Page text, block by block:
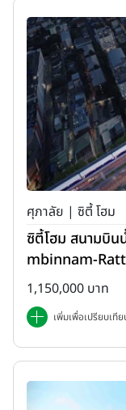
ศุภาลัย | ซิตี้ โฮม
ซิตี้โฮม สนามบิน
mbinnam-
1,150,000 บาท
เพิ่มเพื่อเปรียบเที